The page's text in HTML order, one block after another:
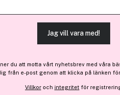
Cream Glide
39 kr
Jag vill vara med!
du att motta vårt nyhetsbrev med våra
från e-post genom att klicka på länken
Villkor och integritet för